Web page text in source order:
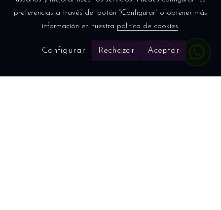
preferencias a través del botón “Configurar” o obtener más
información en nuestra política de cookies.
Configurar Rechazar Aceptar